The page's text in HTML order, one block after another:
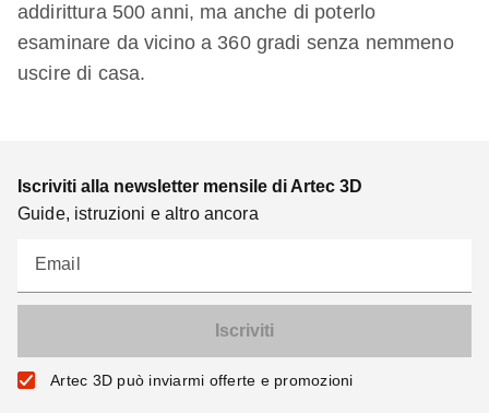
addirittura 500 anni, ma anche di poterlo
esaminare da vicino a 360 gradi senza nemmeno
uscire di casa.
Iscriviti alla newsletter mensile di Artec 3D
Guide, istruzioni e altro ancora
Email
Artec 3D può inviarmi offerte e promozioni